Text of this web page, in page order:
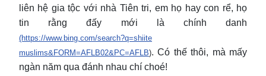
liên hệ gia tộc với nhà Tiên tri, em họ hay con rể, họ
tin rằng đấy mới là chính danh
(https://www.bing.com/search?q=shiite
muslims&FORM=AFLB02&PC=AFLB). Có thế thôi, mà mấy
ngàn năm qua đánh nhau chí choé!